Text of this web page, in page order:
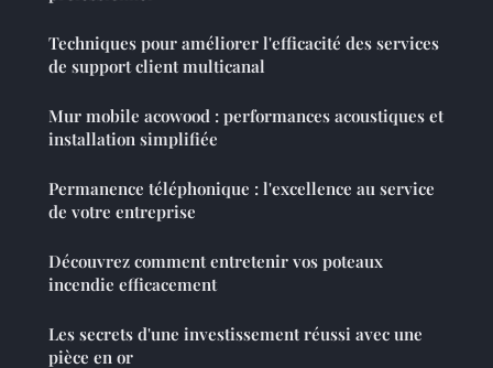
Techniques pour améliorer l'efficacité des services
de support client multicanal
Mur mobile acowood : performances acoustiques et
installation simplifiée
Permanence téléphonique : l'excellence au service
de votre entreprise
Découvrez comment entretenir vos poteaux
incendie efficacement
Les secrets d'une investissement réussi avec une
pièce en or